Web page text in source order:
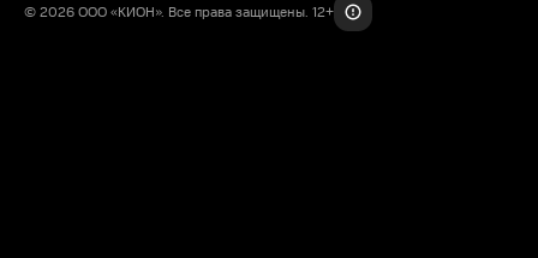
© 2026 ООО «КИОН». Все права защищены. 12+